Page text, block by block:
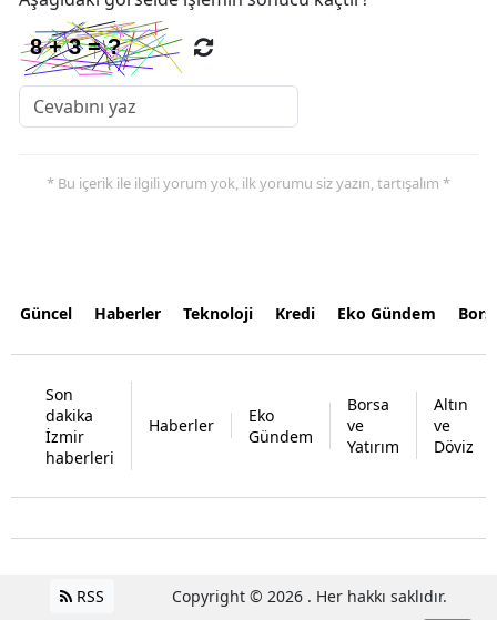
* Bu içerik ile ilgili yorum yok, ilk yorumu siz yazın, tartışalım *
Güncel Haberler Teknoloji Kredi Eko Gündem
Son
dakika
İzmir
haberleri
Haberler
Eko
Gündem
Borsa
ve
Yatırım
Altın
ve
Döviz
RSS Copyright © 2026 . Her hakkı saklıdır.